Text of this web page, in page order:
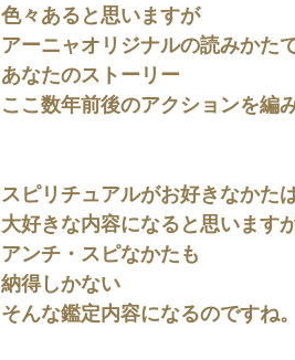
色々あると思いますが
アーニャオリジナルの読みかた
あなたのストーリー
ここ数年前後のアクションを編
スピリチュアルがお好きなかた
大好きな内容になると思います
アンチ・スピなかたも
納得しかない
そんな鑑定内容になるのですね。